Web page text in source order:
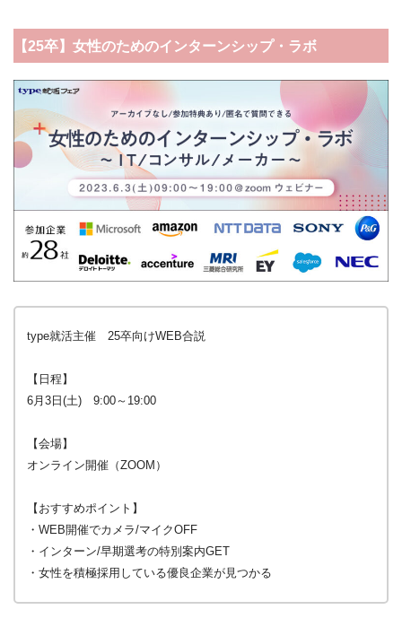
【25卒】女性のためのインターンシップ・ラボ
type就活主催 25卒向けWEB合説
【日程】
6月3日(土) 9:00～19:00
【会場】
オンライン開催（ZOOM）
【おすすめポイント】
・WEB開催でカメラ/マイクOFF
・インターン/早期選考の特別案内GET
・女性を積極採用している優良企業が見つかる